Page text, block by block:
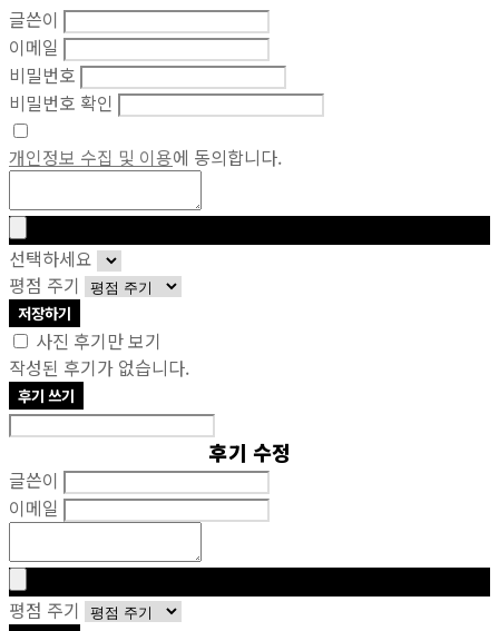
글쓴이
이메일
비밀번호
비밀번호 확인
개인정보 수집 및 이용에 동의합니다.
선택하세요
평점 주기
저장하기
사진 후기만 보기
작성된 후기가 없습니다.
후기 쓰기
후기 수정
글쓴이
이메일
평점 주기